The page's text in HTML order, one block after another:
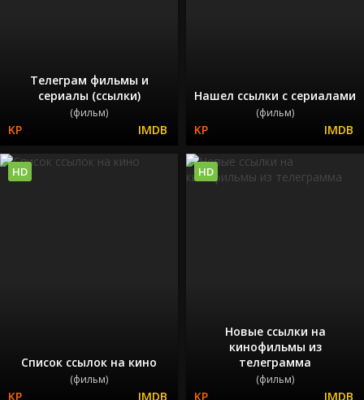
Телеграм фильмы и
сериалы (ссылки)
(фильм)
Нашел ссылки с сериалами
(фильм)
Список ссылок на кино
(фильм)
HD
Новые ссылки на
кинофильмы из
телеграмма
(фильм)
HD